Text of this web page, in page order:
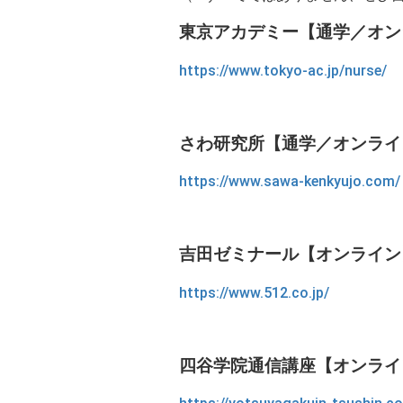
東京アカデミー【通学／オン
https://www.tokyo-ac.jp/nurse/
さわ研究所【通学／オンライ
https://www.sawa-kenkyujo.com/
吉田ゼミナール【オンライン
https://www.512.co.jp/
四谷学院通信講座【オンライ